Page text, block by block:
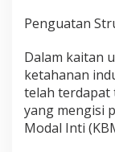
Penguatan
Dalam kaitan
ketahanan
telah terdapat
yang mengisi
Modal Inti